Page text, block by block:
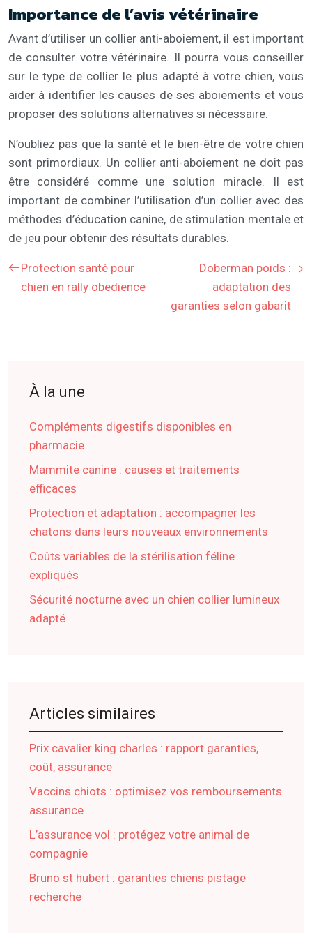
Importance de l’avis vétérinaire
Avant d’utiliser un collier anti-aboiement, il est important
de consulter votre vétérinaire. Il pourra vous conseiller
sur le type de collier le plus adapté à votre chien, vous
aider à identifier les causes de ses aboiements et vous
proposer des solutions alternatives si nécessaire.
N’oubliez pas que la santé et le bien-être de votre chien
sont primordiaux. Un collier anti-aboiement ne doit pas
être considéré comme une solution miracle. Il est
important de combiner l’utilisation d’un collier avec des
méthodes d’éducation canine, de stimulation mentale et
de jeu pour obtenir des résultats durables.
Protection santé pour
chien en rally obedience
Doberman poids :
adaptation des
garanties selon gabarit
À la une
Compléments digestifs disponibles en
pharmacie
Mammite canine : causes et traitements
efficaces
Protection et adaptation : accompagner les
chatons dans leurs nouveaux environnements
Coûts variables de la stérilisation féline
expliqués
Sécurité nocturne avec un chien collier lumineux
adapté
Articles similaires
Prix cavalier king charles : rapport garanties,
coût, assurance
Vaccins chiots : optimisez vos remboursements
assurance
L’assurance vol : protégez votre animal de
compagnie
Bruno st hubert : garanties chiens pistage
recherche